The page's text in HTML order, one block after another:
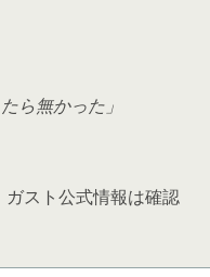
ら無かった」
スト公式情報は確認